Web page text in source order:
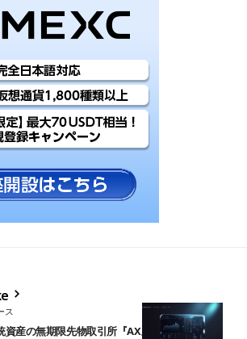
ス
資産の無期限先物取引所『AX』ローンチ──ス